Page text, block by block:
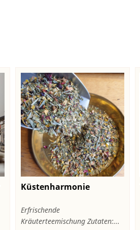
Küstenharmonie
Erfrischende
Kräuterteemischung Zutaten:...